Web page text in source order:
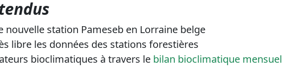
nouvelle station Pameseb en Lorraine belge
libre les données des stations forestières
bioclimatiques à travers le bilan bioclimatique mensuel